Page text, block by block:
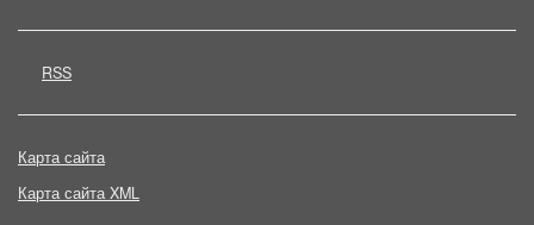
RSS
Карта сайта
Карта сайта XML